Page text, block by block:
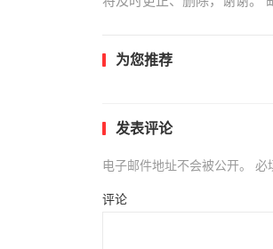
为您推荐
发表评论
电子邮件地址不会被公开。 必
评论